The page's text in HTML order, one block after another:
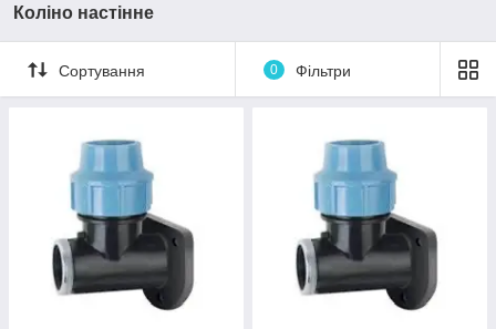
Коліно настінне
Сортування 0 Фільтри